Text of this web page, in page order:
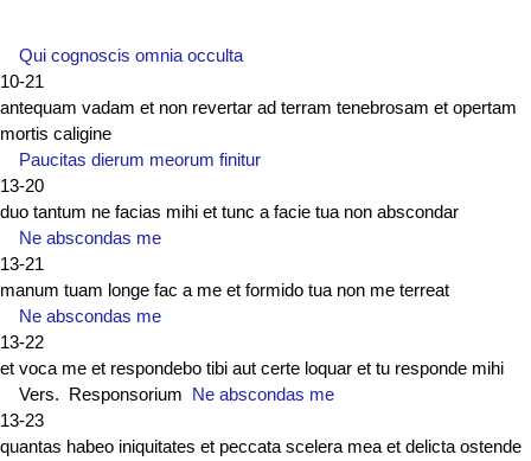
Qui cognoscis omnia occulta
10-21
antequam vadam et non revertar ad terram tenebrosam et opertam
mortis caligine
Paucitas dierum meorum finitur
13-20
duo tantum ne facias mihi et tunc a facie tua non abscondar
Ne abscondas me
13-21
manum tuam longe fac a me et formido tua non me terreat
Ne abscondas me
13-22
et voca me et respondebo tibi aut certe loquar et tu responde mihi
Vers. Responsorium Ne abscondas me
13-23
quantas habeo iniquitates et peccata scelera mea et delicta ostende